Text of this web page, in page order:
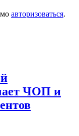
авторизоваться.
ЧОП и